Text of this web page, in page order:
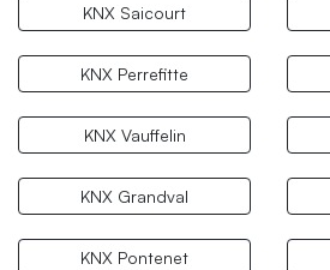
KNX Saicourt
KNX Perrefitte
KNX Vauffelin
KNX Grandval
KNX Pontenet